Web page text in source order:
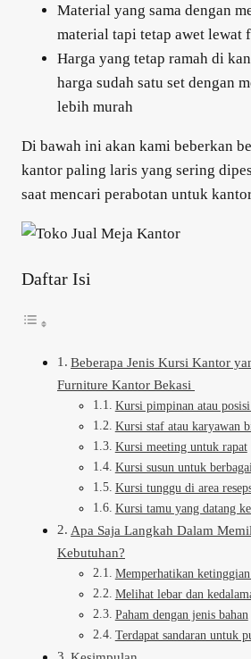
Material yang sama dengan
material tapi tetap awet lewat
Harga yang tetap ramah di
harga sudah satu set dengan
lebih murah
Di bawah ini akan kami beberkan
kantor paling laris yang sering
saat mencari perabotan untuk
Daftar Isi
Beberapa Jenis Kursi Kantor
Furniture Kantor Bekasi
Kursi pimpinan atau
Kursi staf atau karyawan
Kursi meeting untuk rapat
Kursi susun untuk
Kursi tunggu di area
Kursi tamu yang datang
Apa Saja Langkah Dalam
Kebutuhan?
Memperhatikan
Melihat lebar dan
Paham dengan jenis bahan
Terdapat sandaran untuk